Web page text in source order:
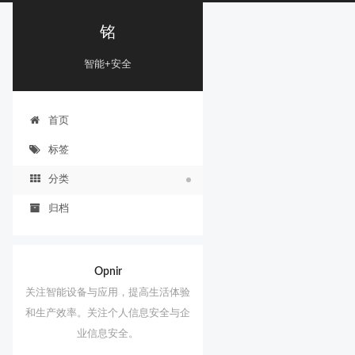
铭
智能+安全
首页
标签
分类
归档
Opnir
关注智能设备与应用，提高生活体验
和生产效率。关注个人信息安全与企
业信息安全。